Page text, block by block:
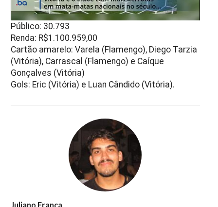
Público: 30.793
Renda: R$1.100.959,00
Cartão amarelo: Varela (Flamengo), Diego Tarzia
(Vitória), Carrascal (Flamengo) e Caíque
Gonçalves (Vitória)
Gols: Eric (Vitória) e Luan Cândido (Vitória).
Juliano Franca